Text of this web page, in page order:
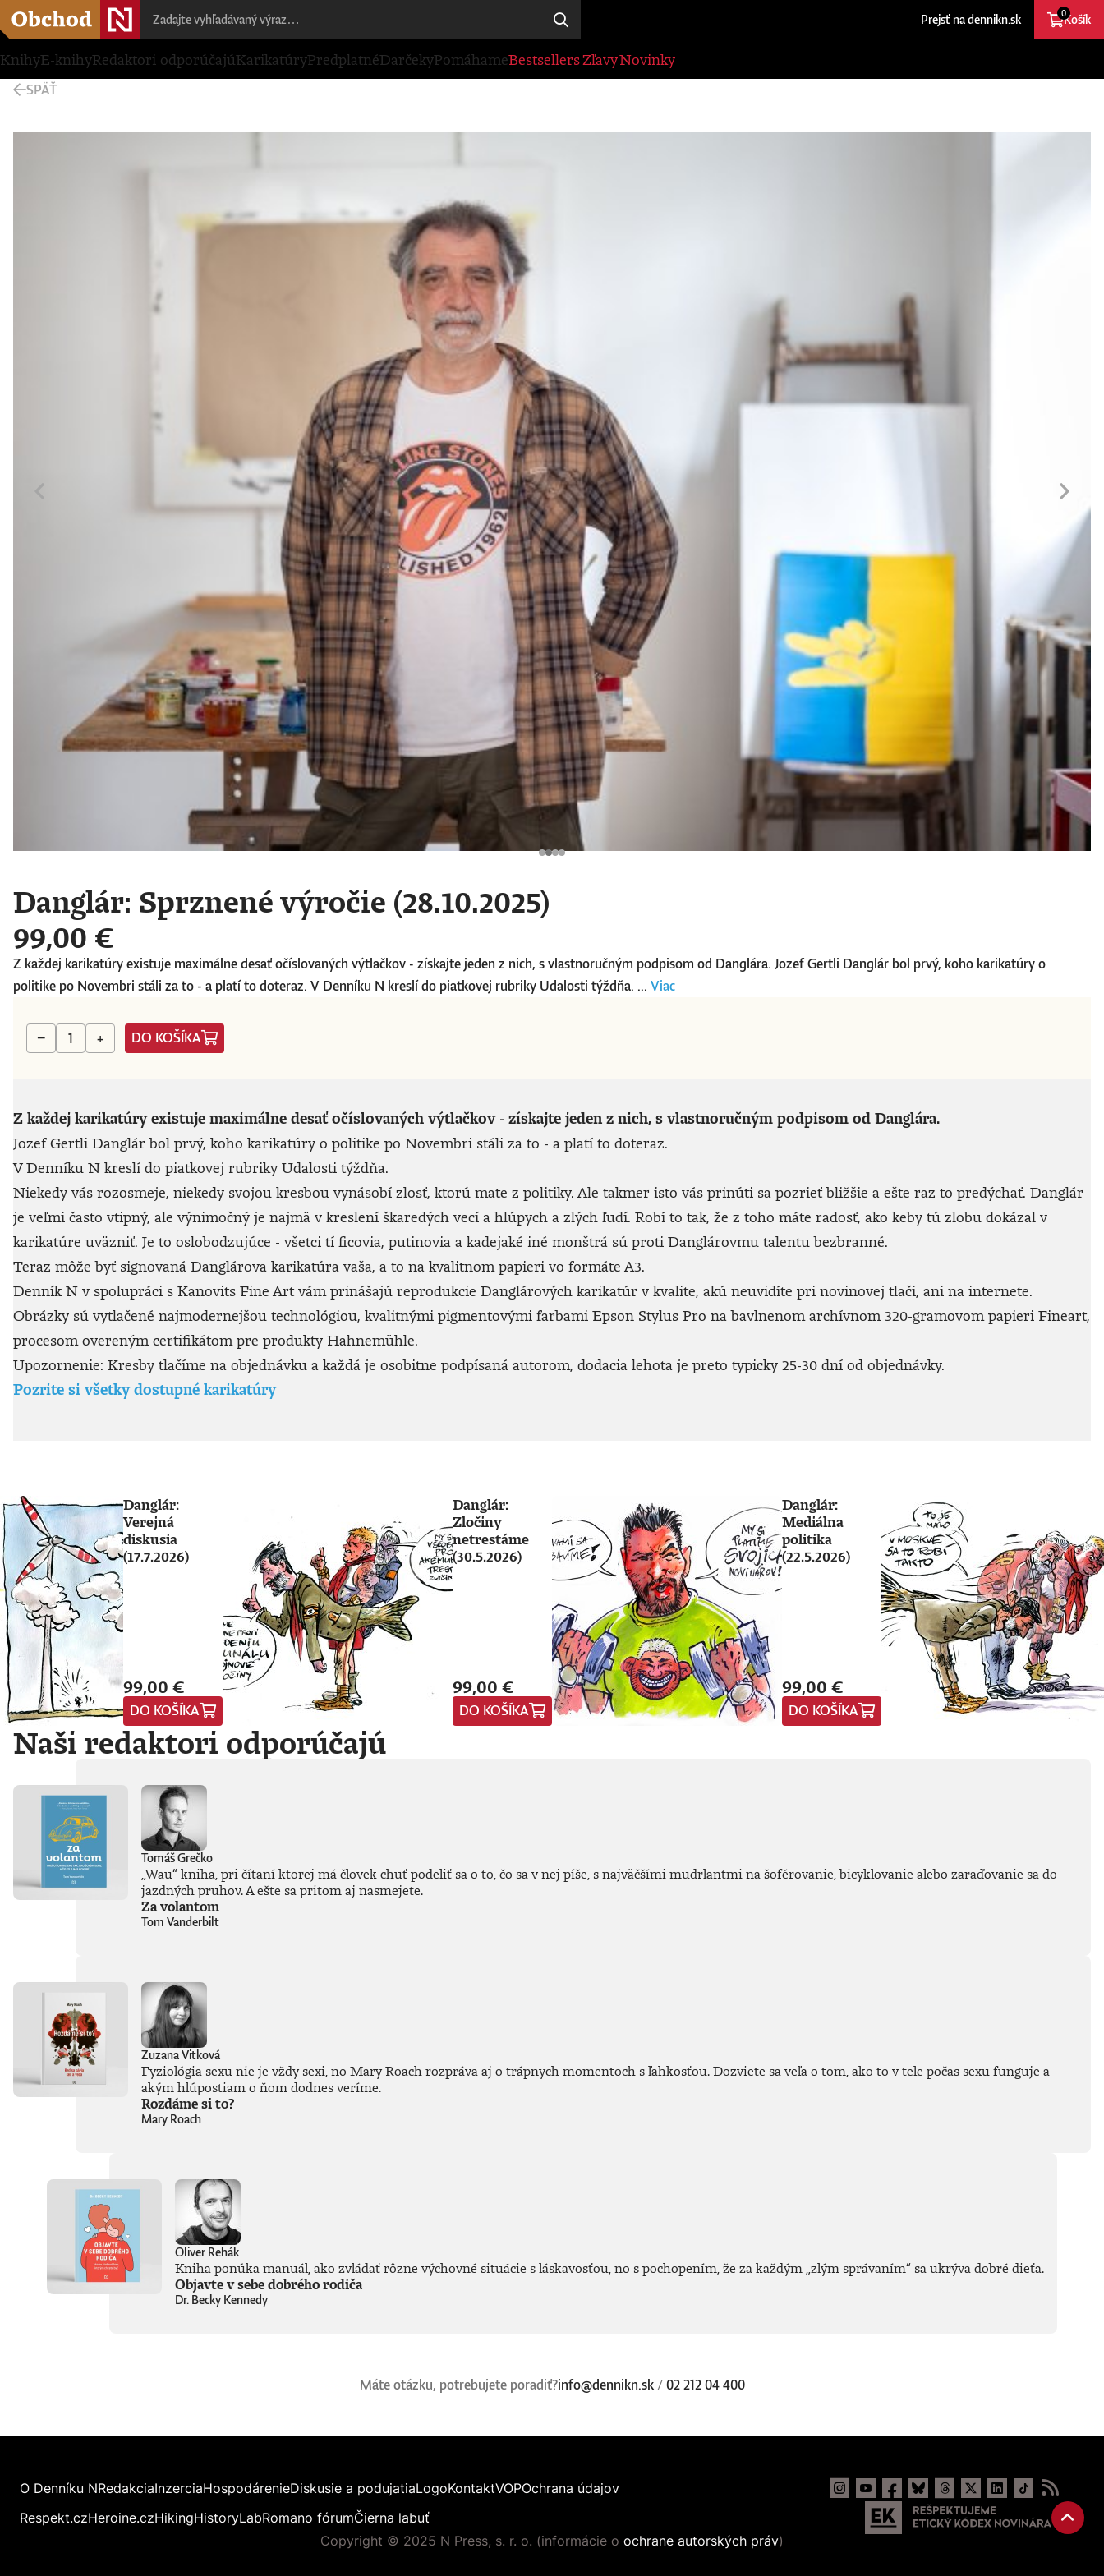
Prejsť na dennikn.sk Košík
0
KnihyE-knihyRedaktori odporúčajúKarikatúryPredplatnéDarčekyPomáhameBestsellersZľavyNovinky
SPÄŤ
Danglár: Sprznené výročie (28.10.2025)
99,00 €
Z každej karikatúry existuje maximálne desať očíslovaných výtlačkov - získajte jeden z nich, s vlastnoručným podpisom od Danglára. Jozef Gertli Danglár bol prvý, koho karikatúry o
politike po Novembri stáli za to - a platí to doteraz. V Denníku N kreslí do piatkovej rubriky Udalosti týždňa. ... Viac
− + DO KOŠÍKA
Z každej karikatúry existuje maximálne desať očíslovaných výtlačkov - získajte jeden z nich, s vlastnoručným podpisom od Danglára.
Jozef Gertli Danglár bol prvý, koho karikatúry o politike po Novembri stáli za to - a platí to doteraz.
V Denníku N kreslí do piatkovej rubriky Udalosti týždňa.
Niekedy vás rozosmeje, niekedy svojou kresbou vynásobí zlosť, ktorú mate z politiky. Ale takmer isto vás prinúti sa pozrieť bližšie a ešte raz to predýchať. Danglár
je veľmi často vtipný, ale výnimočný je najmä v kreslení škaredých vecí a hlúpych a zlých ľudí. Robí to tak, že z toho máte radosť, ako keby tú zlobu dokázal v
karikatúre uväzniť. Je to oslobodzujúce - všetci tí ficovia, putinovia a kadejaké iné monštrá sú proti Danglárovmu talentu bezbranné.
Teraz môže byť signovaná Danglárova karikatúra vaša, a to na kvalitnom papieri vo formáte A3.
Denník N v spolupráci s Kanovits Fine Art vám prinášajú reprodukcie Danglárových karikatúr v kvalite, akú neuvidíte pri novinovej tlači, ani na internete.
Obrázky sú vytlačené najmodernejšou technológiou, kvalitnými pigmentovými farbami Epson Stylus Pro na bavlnenom archívnom 320-gramovom papieri Fineart,
procesom overeným certifikátom pre produkty Hahnemühle.
Upozornenie: Kresby tlačíme na objednávku a každá je osobitne podpísaná autorom, dodacia lehota je preto typicky 25-30 dní od objednávky.
Pozrite si všetky dostupné karikatúry
Danglár:
Verejná
diskusia
(17.7.2026)
99,00 €
DO KOŠÍKA
Danglár:
Zločiny
netrestáme
(30.5.2026)
99,00 €
DO KOŠÍKA
Danglár:
Mediálna
politika
(22.5.2026)
99,00 €
DO KOŠÍKA
Naši redaktori odporúčajú
Tomáš Grečko
„Wau“ kniha, pri čítaní ktorej má človek chuť podeliť sa o to, čo sa v nej píše, s najväčšími mudrlantmi na šoférovanie, bicyklovanie alebo zaraďovanie sa do
jazdných pruhov. A ešte sa pritom aj nasmejete.
Za volantom
Tom Vanderbilt
Zuzana Vitková
Fyziológia sexu nie je vždy sexi, no Mary Roach rozpráva aj o trápnych momentoch s ľahkosťou. Dozviete sa veľa o tom, ako to v tele počas sexu funguje a
akým hlúpostiam o ňom dodnes veríme.
Rozdáme si to?
Mary Roach
Oliver Rehák
Kniha ponúka manuál, ako zvládať rôzne výchovné situácie s láskavosťou, no s pochopením, že za každým „zlým správaním“ sa ukrýva dobré dieťa.
Objavte v sebe dobrého rodiča
Dr. Becky Kennedy
Máte otázku, potrebujete poradiť?info@dennikn.sk/02 212 04 400
O Denníku NRedakciaInzerciaHospodárenieDiskusie a podujatiaLogoKontaktVOPOchrana údajov
Respekt.czHeroine.czHikingHistoryLabRomano fórumČierna labuť
Copyright © 2025 N Press, s. r. o. (informácie o ochrane autorských práv)